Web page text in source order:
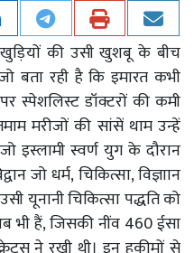
की उसी खुशबू के बीच
बता रही है कि इमारत कभी
स्पेशलिस्ट डॉक्टरों की कमी
मरीजों की सांसें थाम उन्हें
इस्लामी स्वर्ण युग के दौरान
जो धर्म, चिकित्सा, विज्ञाान
यूनानी चिकित्सा पद्धति को
भी हैं, जिसकी नींव 460 ईसा